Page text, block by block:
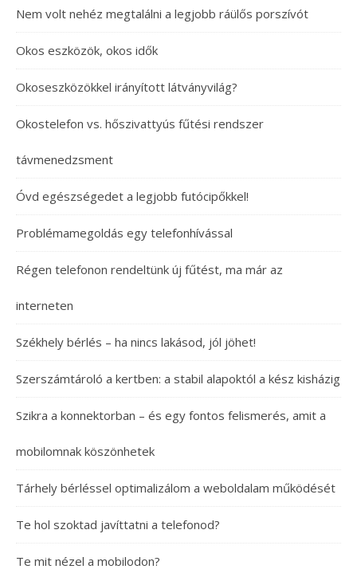
Nem volt nehéz megtalálni a legjobb ráülős porszívót
Okos eszközök, okos idők
Okoseszközökkel irányított látványvilág?
Okostelefon vs. hőszivattyús fűtési rendszer
távmenedzsment
Óvd egészségedet a legjobb futócipőkkel!
Problémamegoldás egy telefonhívással
Régen telefonon rendeltünk új fűtést, ma már az
interneten
Székhely bérlés – ha nincs lakásod, jól jöhet!
Szerszámtároló a kertben: a stabil alapoktól a kész kisházig
Szikra a konnektorban – és egy fontos felismerés, amit a
mobilomnak köszönhetek
Tárhely bérléssel optimalizálom a weboldalam működését
Te hol szoktad javíttatni a telefonod?
Te mit nézel a mobilodon?